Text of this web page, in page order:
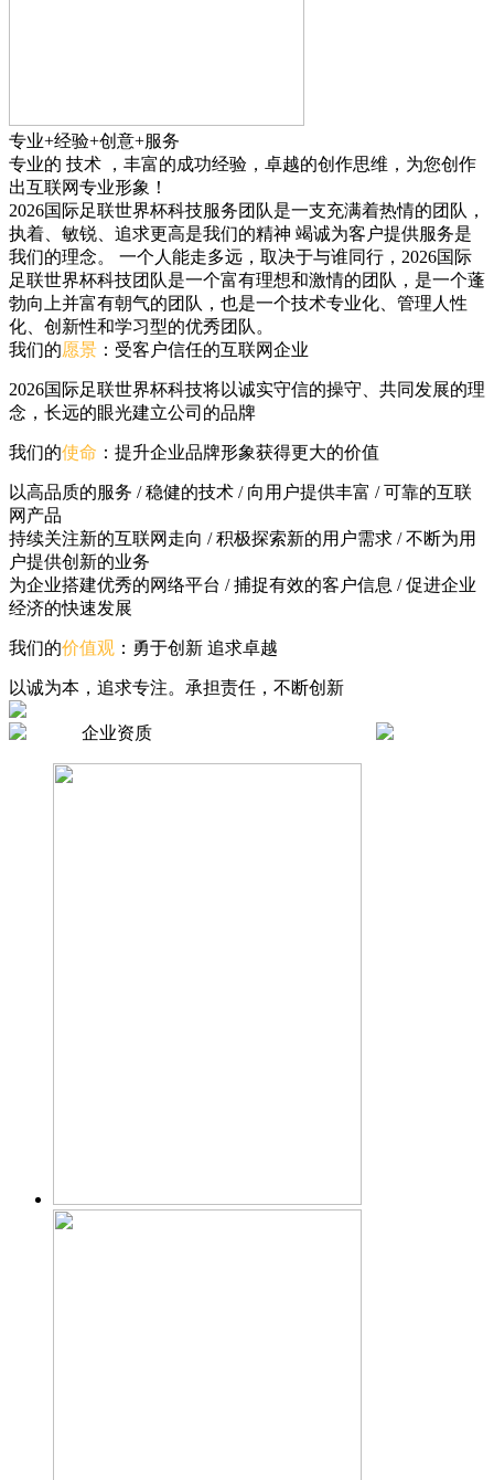
专业+经验+创意+服务
专业的 技术 ，丰富的成功经验 ，卓越的创作思维 ，为您创作
出互联网专业形象！
2026国际足联世界杯科技服务团队是一支充满着热情的团队，
执着、敏锐、追求更高是我们的精神 竭诚为客户提供服务是
我们的理念。 一个人能走多远，取决于与谁同行，2026国际
足联世界杯科技团队是一个富有理想和激情的团队，是一个蓬
勃向上并富有朝气的团队，也是一个技术专业化、管理人性
化、创新性和学习型的优秀团队。
我们的愿景 ：受客户信任的互联网企业
2026国际足联世界杯科技将以诚实守信的操守、共同发展的理
念，长远的眼光建立公司的品牌
我们的使命 ：提升企业品牌形象获得更大的价值
以高品质的服务 / 稳健的技术 / 向用户提供丰富 / 可靠的互联
网产品
持续关注新的互联网走向 / 积极探索新的用户需求 / 不断为用
户提供创新的业务
为企业搭建优秀的网络平台 / 捕捉有效的客户信息 / 促进企业
经济的快速发展
我们的价值观 ：勇于创新 追求卓越
以诚为本，追求专注。承担责任，不断创新
企业资质